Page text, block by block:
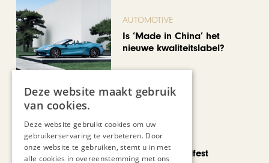
AUTOMOTIVE
Is ‘Made in China’ het
nieuwe kwaliteitslabel?
CHAPEAU TV
Noorbeek Foodfest
Deze website maakt gebruik
van cookies.
Deze website gebruikt cookies om uw
gebruikerservaring te verbeteren. Door
onze website te gebruiken, stemt u in met
alle cookies in overeenstemming met ons